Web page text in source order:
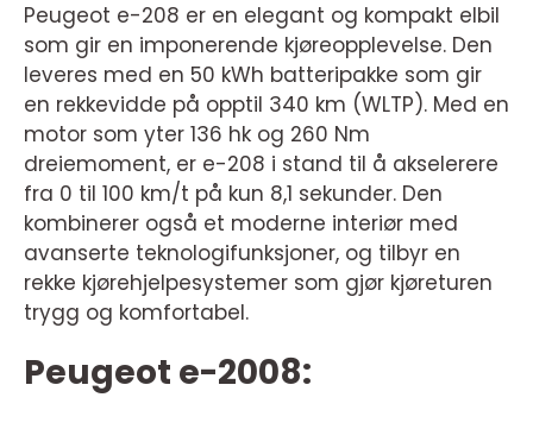
Peugeot e-208 er en elegant og kompakt elbil
som gir en imponerende kjøreopplevelse. Den
leveres med en 50 kWh batteripakke som gir
en rekkevidde på opptil 340 km (WLTP). Med en
motor som yter 136 hk og 260 Nm
dreiemoment, er e-208 i stand til å akselerere
fra 0 til 100 km/t på kun 8,1 sekunder. Den
kombinerer også et moderne interiør med
avanserte teknologifunksjoner, og tilbyr en
rekke kjørehjelpesystemer som gjør kjøreturen
trygg og komfortabel.
Peugeot e-2008: